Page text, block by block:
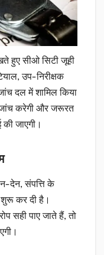
हुए सीओ सिटी जूही
उप-निरीक्षक
दल में शामिल किया
जांच करेगी और जरूरत
जाएगी।
देन, संपत्ति के
कर दी है।
सही पाए जाते हैं, तो